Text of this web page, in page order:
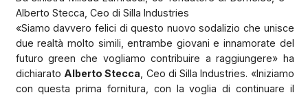
Alberto Stecca, Ceo di Silla Industries
«Siamo davvero felici di questo nuovo sodalizio che unisce
due realtà molto simili, entrambe giovani e innamorate del
futuro green che vogliamo contribuire a raggiungere» ha
dichiarato Alberto Stecca , Ceo di Silla Industries. «Iniziamo
con questa prima fornitura, con la voglia di continuare il